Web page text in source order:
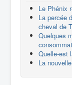
Le Phénix
La percée
cheval de
Quelques
Quelle-est
La